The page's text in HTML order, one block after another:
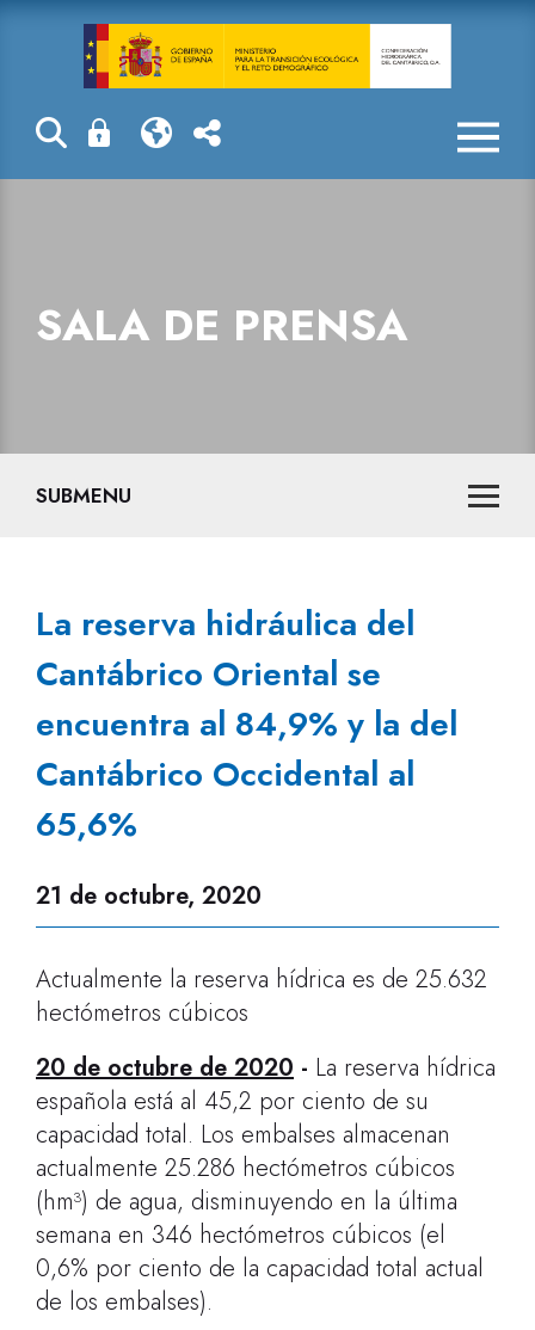
La reserva
SALA DE PRENSA
SUBMENU
La reserva hidráulica del
Cantábrico Oriental se
encuentra al 84,9% y la del
Cantábrico Occidental al
65,6%
21 de octubre, 2020
Actualmente la reserva hídrica es de 25.632
hectómetros cúbicos
20 de octubre de 2020 - La reserva hídrica
española está al 45,2 por ciento de su
capacidad total. Los embalses almacenan
actualmente 25.286 hectómetros cúbicos
(hm³) de agua, disminuyendo en la última
semana en 346 hectómetros cúbicos (el
0,6% por ciento de la capacidad total actual
de los embalses).